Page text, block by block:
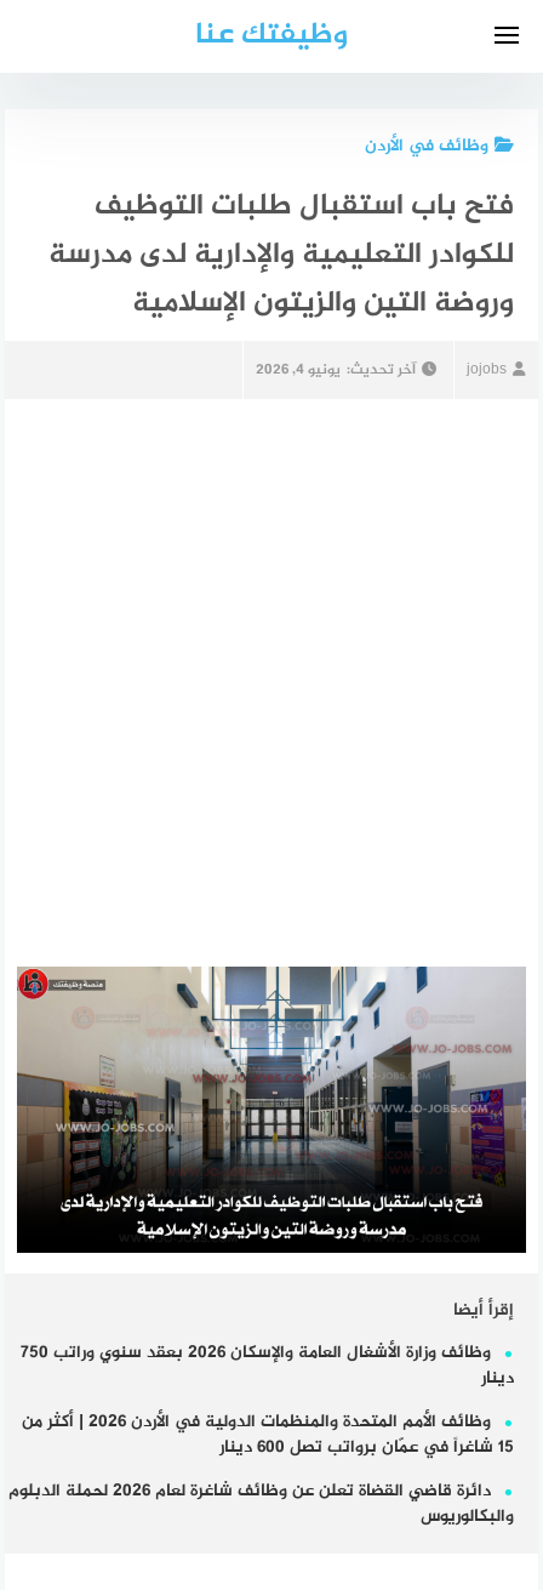
وظيفتك عنا
وظائف في الأردن
فتح باب استقبال طلبات التوظيف
للكوادر التعليمية والإدارية لدى مدرسة
وروضة التين والزيتون الإسلامية
jojobs آخر تحديث: يونيو 4, 2026
إقرأ أيضا
وظائف وزارة الأشغال العامة والإسكان 2026 بعقد سنوي وراتب 750
دينار
وظائف الأمم المتحدة والمنظمات الدولية في الأردن 2026 | أكثر من
15 شاغراً في عمّان برواتب تصل 600 دينار
دائرة قاضي القضاة تعلن عن وظائف شاغرة لعام 2026 لحملة الدبلوم
والبكالوريوس